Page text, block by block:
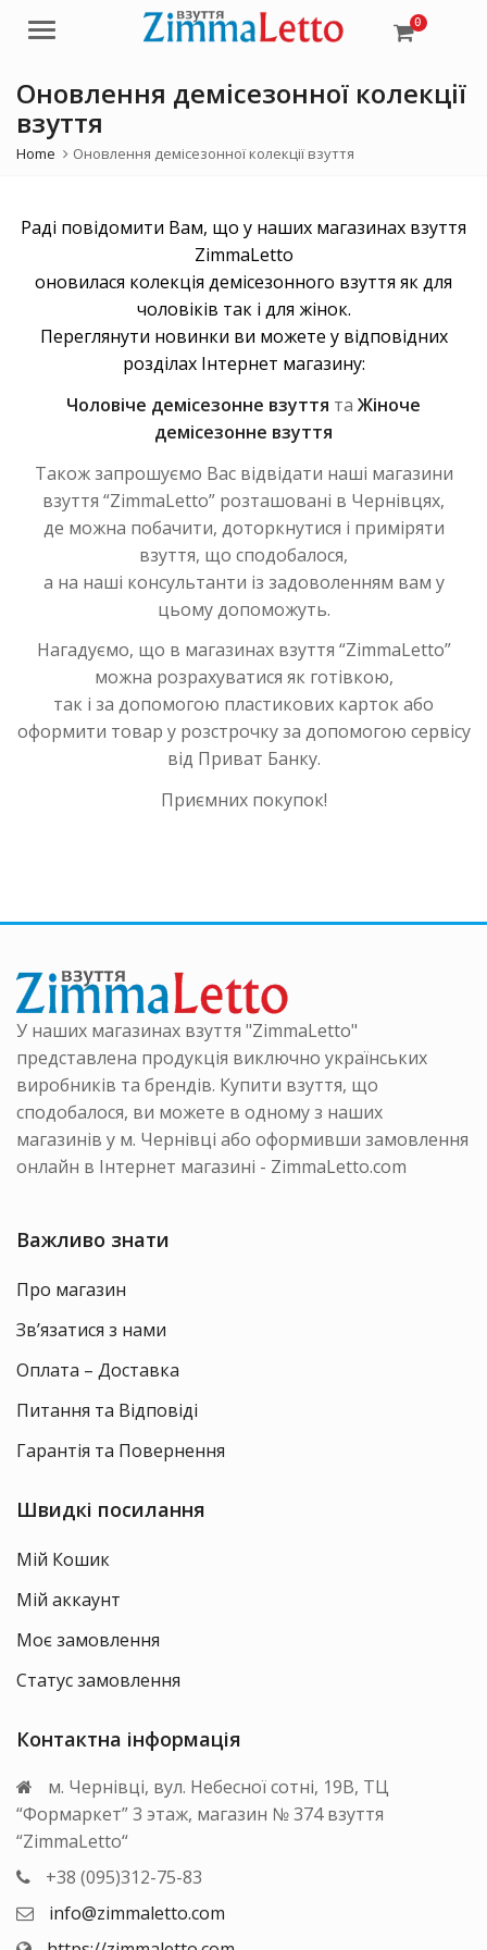
Menu 0
Оновлення демісезонної колекції
взуття
Home Оновлення демісезонної колекції взуття
Раді повідомити Вам, що у наших магазинах взуття
ZimmaLetto
оновилася колекція демісезонного взуття як для
чоловіків так і для жінок.
Переглянути новинки ви можете у відповідних
розділах Інтернет магазину:
Чоловіче демісезонне взуття та Жіноче
демісезонне взуття
Також запрошуємо Вас відвідати наші магазини
взуття “ZimmaLetto” розташовані в Чернівцях,
де можна побачити, доторкнутися і приміряти
взуття, що сподобалося,
а на наші консультанти із задоволенням вам у
цьому допоможуть.
Нагадуємо, що в магазинах взуття “ZimmaLetto”
можна розрахуватися як готівкою,
так і за допомогою пластикових карток або
оформити товар у розстрочку за допомогою сервісу
від Приват Банку.
Приємних покупок!
У наших магазинах взуття "ZimmaLetto"
представлена продукція виключно українських
виробників та брендів. Купити взуття, що
сподобалося, ви можете в одному з наших
магазинів у м. Чернівці або оформивши замовлення
онлайн в Інтернет магазині - ZimmaLetto.com
Важливо знати
Про магазин
Зв’язатися з нами
Оплата – Доставка
Питання та Відповіді
Гарантія та Повернення
Швидкі посилання
Мій Кошик
Мій аккаунт
Моє замовлення
Статус замовлення
Контактна інформація
м. Чернівці, вул. Небесної сотні, 19В, ТЦ
“Формаркет” 3 этаж, магазин № 374 взуття
“ZimmaLetto“
+38 (095)312-75-83
info@zimmaletto.com